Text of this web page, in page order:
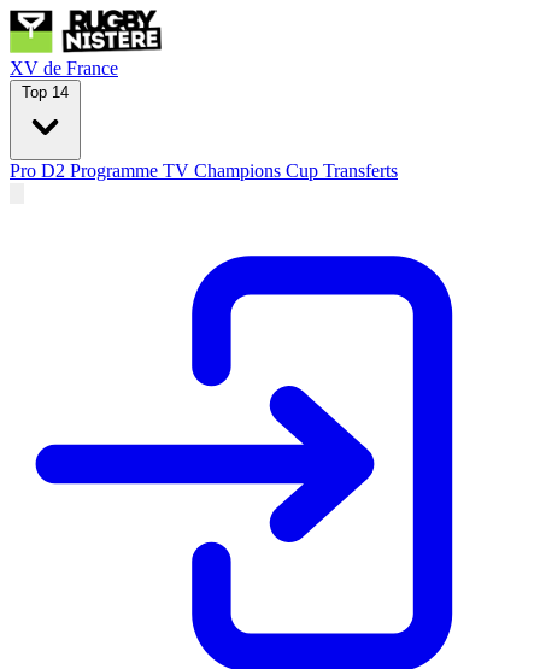
XV de France
Top 14
Pro D2 Programme TV Champions Cup Transferts